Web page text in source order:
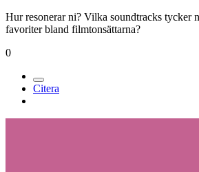
Hur resonerar ni? Vilka soundtracks tycker
favoriter bland filmtonsättarna?
0
Citera